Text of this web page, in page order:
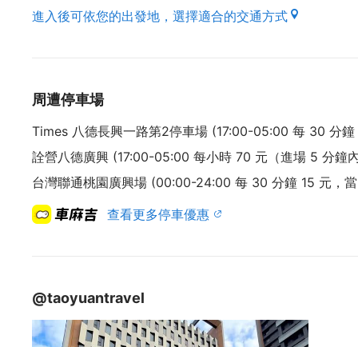
進入後可依您的出發地，選擇適合的交通方式
周遭停車場
Times 八德長興一路第2停車場 (17:00-05:00 每 30 分
詮營八德廣興 (17:00-05:00 每小時 70 元（進場 5 分鐘
台灣聯通桃園廣興場 (00:00-24:00 每 30 分鐘 15 元，
查看更多停車優惠
@taoyuantravel